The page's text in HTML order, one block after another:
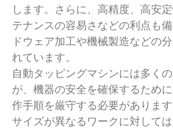
します。さらに、高精度、高安
テナンスの容易さなどの利点も
ドウェア加工や機械製造などの
れています。
自動タッピングマシンには多く
が、機器の安全を確保するため
作手順を厳守する必要がありま
サイズが異なるワークに対して